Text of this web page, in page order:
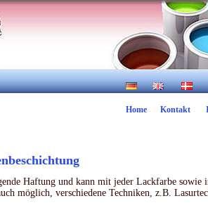
Home Kontakt
Haftung und kann mit jeder Lackfarbe sowie
möglich, verschiedene Techniken, z.B.